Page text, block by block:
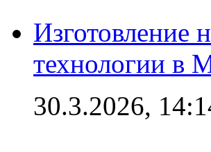
Изготовление
технологии в
30.3.2026,